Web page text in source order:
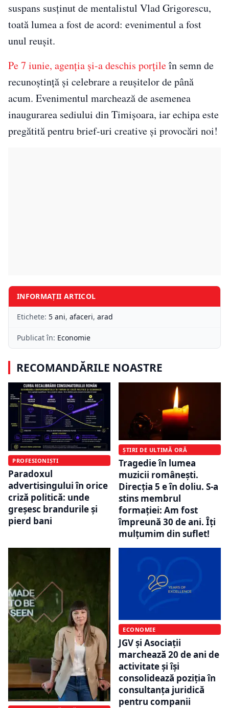
suspans susținut de mentalistul Vlad Grigorescu,
toată lumea a fost de acord: evenimentul a fost
unul reușit.
Pe 7 iunie, agenția și-a deschis porțileîn semn de
recunoștință și celebrare a reușitelor de până
acum. Evenimentul marchează de asemenea
inaugurarea sediului din Timișoara, iar echipa este
pregătită pentru brief-uri creative și provocări noi!
INFORMAȚII ARTICOL
Etichete: 5 ani, afaceri, arad
Publicat în: Economie
RECOMANDĂRILE NOASTRE
PROFESIONIȘTI
Paradoxul
advertisingului în orice
criză politică: unde
greșesc brandurile și
pierd bani
ȘTIRI DE ULTIMĂ ORĂ
Tragedie în lumea
muzicii românești.
Direcția 5 e în doliu. S-a
stins membrul
formației: Am fost
împreună 30 de ani. Îți
mulțumim din suflet!
ECONOMIE
JGV și Asociații
marchează 20 de ani de
activitate și își
consolidează poziția în
consultanța juridică
pentru companii